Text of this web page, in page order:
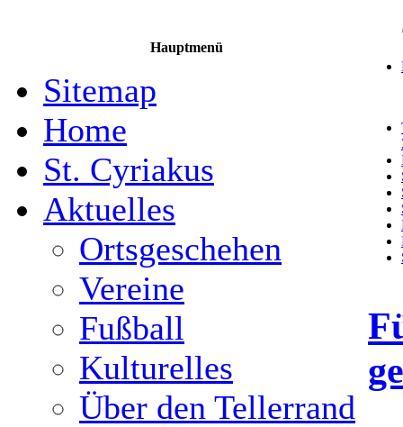
Hauptmenü
Sitemap
Home
St. Cyriakus
Aktuelles
Ortsgeschehen
Vereine
Fußball
Kulturelles
Über den Tellerrand